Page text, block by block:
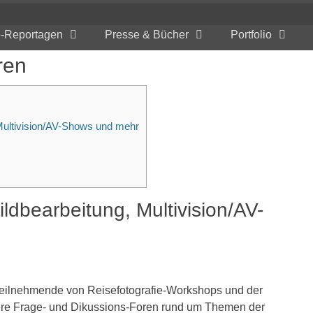
Reportagen Presse & Bücher Portfolio
AV-Shows und mehr
Multivision/AV-
von Reisefotografie-Workshops und der
Frage- und Dikussions-Foren rund um Themen der